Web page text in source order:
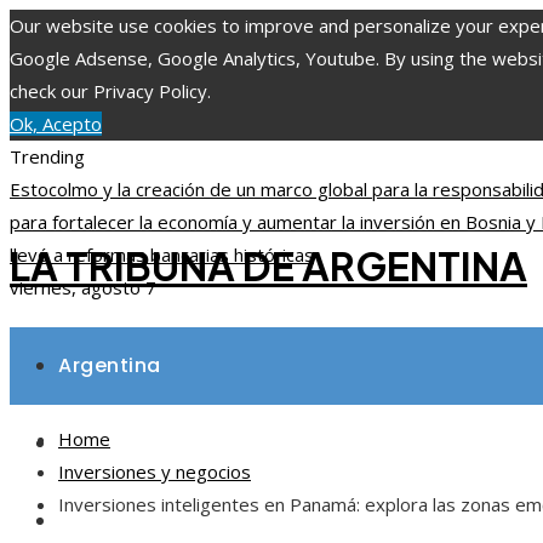
Our website use cookies to improve and personalize your
Google Adsense, Google Analytics, Youtube. By using the
check our Privacy Policy.
Ok, Acepto
Trending
Estocolmo y la creación de un marco global para la
para fortalecer la economía y aumentar la inversión en Bosnia
llevó a reformas bancarias históricas
viernes, agosto 7
LA TRIBUNA DE ARGENTINA
Argentina
Inversiones y negocios
Ciencia y tecnología
Home
Inversiones y negocios
Inversiones inteligentes en Panamá: explora las zonas